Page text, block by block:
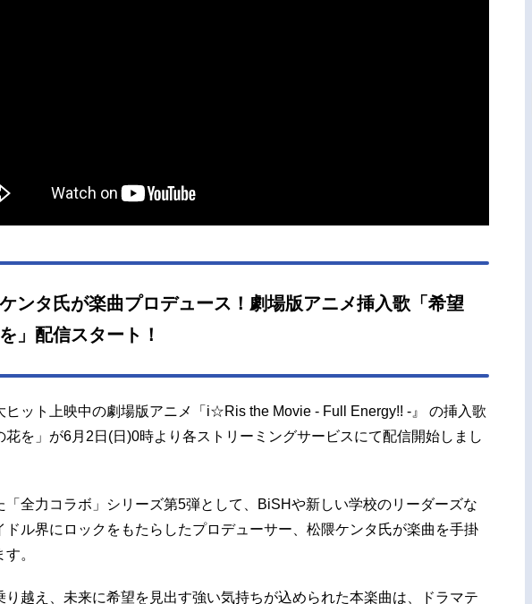
ンタ氏が楽曲プロデュース！劇場版アニメ挿入歌「希望
」配信スタート！
ヒット上映中の劇場版アニメ「i☆Ris the Movie - Full Energy!! -』 の挿入歌
花を」が6月2日(日)0時より各ストリーミングサービスにて配信開始しまし
「全力コラボ」シリーズ第5弾として、BiSHや新しい学校のリーダーズな
ドル界にロックをもたらしたプロデューサー、松隈ケンタ氏が楽曲を手掛
。
り越え、未来に希望を見出す強い気持ちが込められた本楽曲は、ドラマテ